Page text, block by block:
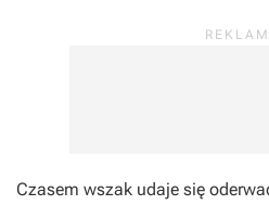
Czasem wszak udaje się